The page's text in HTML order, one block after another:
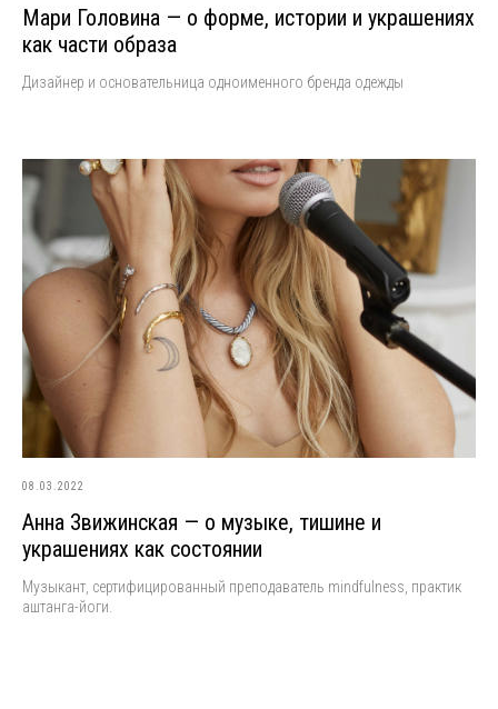
Мари Головина — о форме, истории и украшениях
как части образа
Дизайнер и основательница одноименного бренда одежды
08.03.2022
Анна Звижинская — о музыке, тишине и
украшениях как состоянии
Музыкант, сертифицированный преподаватель mindfulness, практик
аштанга-йоги.